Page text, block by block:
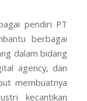
pendiri PT
berbagai
dalam bidang
agency, dan
membuatnya
kecantikan